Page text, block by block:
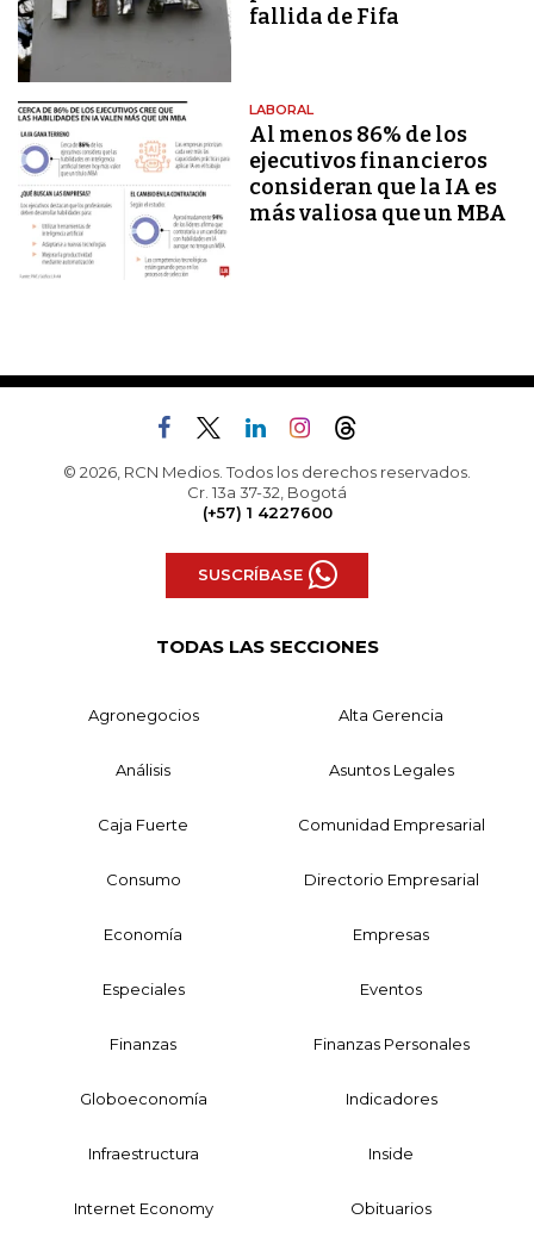
fallida de Fifa
LABORAL
Al menos 86% de los
ejecutivos financieros
consideran que la IA es
más valiosa que un MBA
© 2026, RCN Medios. Todos los derechos reservados.
Cr. 13a 37-32, Bogotá
(+57) 1 4227600
SUSCRÍBASE
TODAS LAS SECCIONES
Agronegocios Alta Gerencia
Análisis Asuntos Legales
Caja Fuerte Comunidad Empresarial
Consumo Directorio Empresarial
Economía Empresas
Especiales Eventos
Finanzas Finanzas Personales
Globoeconomía Indicadores
Infraestructura Inside
Internet Economy Obituarios